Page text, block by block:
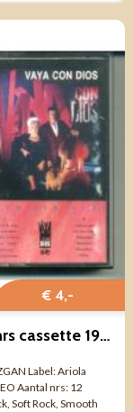
€ 4,-
Vaya Con Dios – Vaya Con Dios 12 nrs cassette 1988 ZGAN
Label: Ariola
Aantal nrs: 12
Soft Rock, Smooth